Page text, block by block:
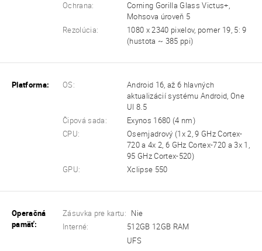
Ochrana:
Corning Gorilla Glass Victus+,
Mohsova úroveň 5
Rezolúcia:
1080 x 2340 pixelov, pomer 19, 5: 9
(hustota ~ 385 ppi)
Platforma: OS:
Android 16, až 6 hlavných
aktualizácií systému Android, One
UI 8.5
Čipová sada:
Exynos 1680 (4 nm)
CPU:
Osemjadrový (1x 2, 9 GHz Cortex-
720 a 4x 2, 6 GHz Cortex-720 a 3x 1,
95 GHz Cortex-520)
GPU:
Xclipse 550
Operačná
pamäť:
Zásuvka pre kartu:
Nie
Interné:
512GB 12GB RAM
UFS